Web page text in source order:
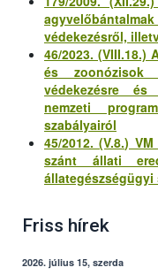
védekezésről,
46/2023. (VIII.18.)
és zoonózisok
védekezésre és
nemzeti
szabályairól
45/2012. (V.8.)
szánt állati
Friss hírek
2026. július 15, szerda